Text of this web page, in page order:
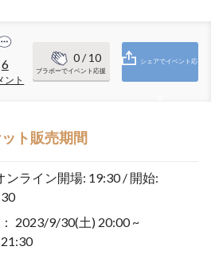
6
ント
0/ 10
ブラボーでイベント応援
シェアでイベント応
ト販売期間
ンライン開場: 19:30 / 開始:
2023/9/30(土) 20:00 ~